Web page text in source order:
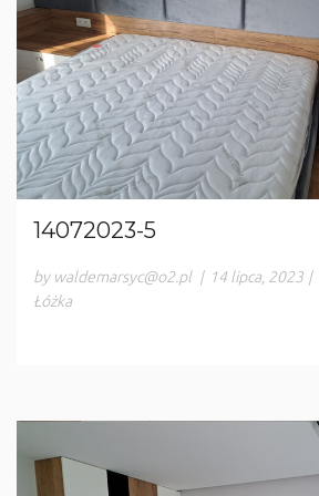
14072023-5
by waldemarsyc@o2.pl | 14 lipca, 2023 |
Łóżka